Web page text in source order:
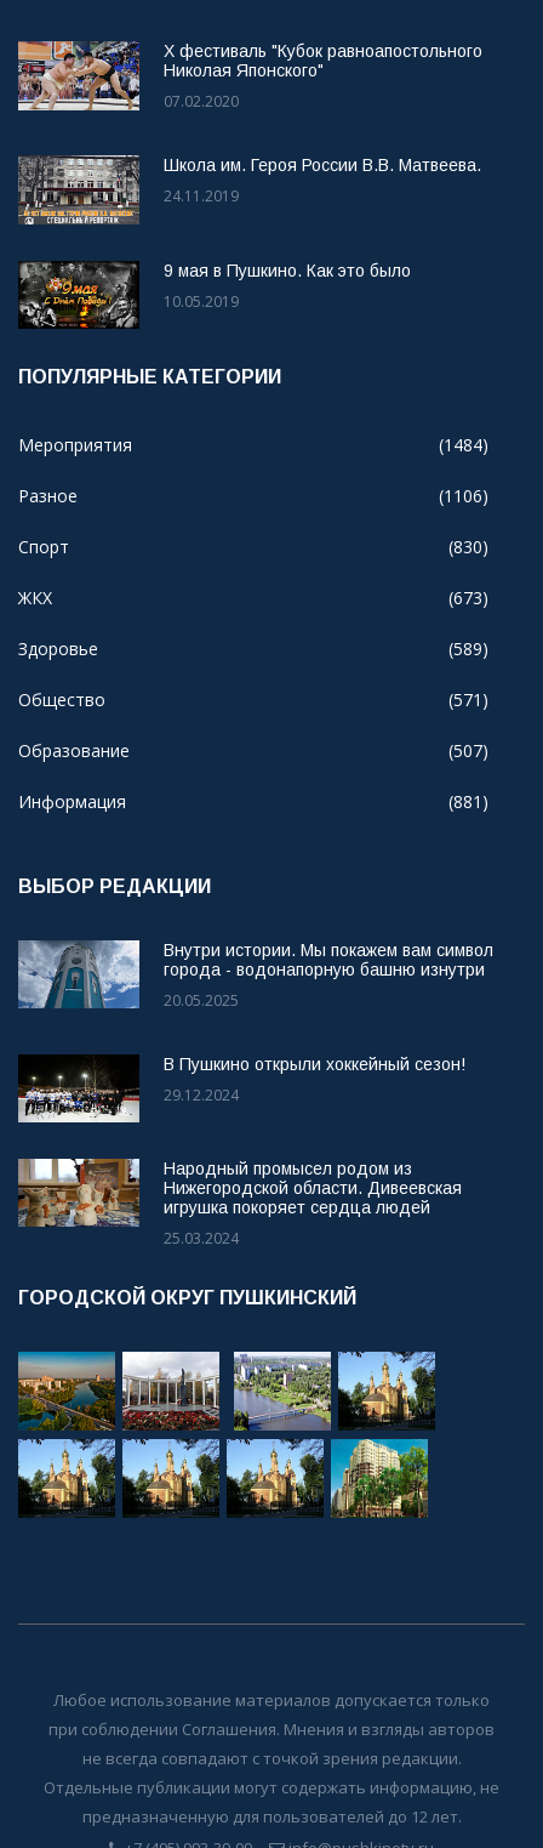
X фестиваль "Кубок равноапостольного
Николая Японского"
07.02.2020
Школа им. Героя России В.В. Матвеева.
24.11.2019
9 мая в Пушкино. Как это было
10.05.2019
ПОПУЛЯРНЫЕ КАТЕГОРИИ
Мероприятия (1484)
Разное (1106)
Спорт (830)
ЖКХ (673)
Здоровье (589)
Общество (571)
Образование (507)
Информация (881)
ВЫБОР РЕДАКЦИИ
Внутри истории. Мы покажем вам символ
города - водонапорную башню изнутри
20.05.2025
В Пушкино открыли хоккейный сезон!
29.12.2024
Народный промысел родом из
Нижегородской области. Дивеевская
игрушка покоряет сердца людей
25.03.2024
ГОРОДСКОЙ ОКРУГ ПУШКИНСКИЙ
Любое использование материалов допускается только
при соблюдении Соглашения. Мнения и взгляды авторов
не всегда совпадают с точкой зрения редакции.
Отдельные публикации могут содержать информацию, не
предназначенную для пользователей до 12 лет.